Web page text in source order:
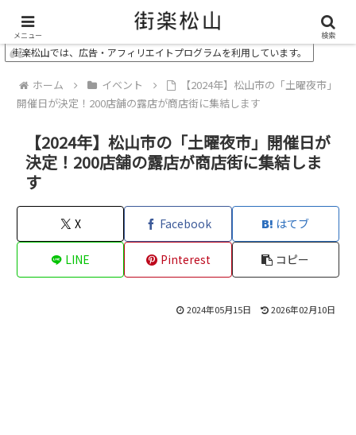
＼ 松山の街を“オモシロク”する地域情報メディア ／
街楽松山では、広告・アフィリエイトプログラムを利用しています。
ホーム イベント
【2024年】松山市の「土曜夜市」
開催日が決定！200店舗の露店が商店街に集結します
【2024年】松山市の「土曜夜市」開催日が
決定！200店舗の露店が商店街に集結しま
す
X Facebook はてブ
LINE Pinterest コピー
2024年05月15日 2026年02月10日
メニュー 検索